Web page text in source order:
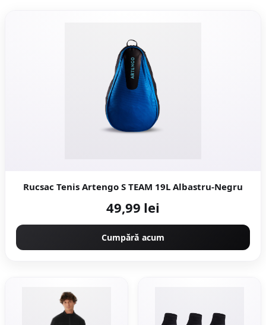
Rucsac Tenis Artengo S TEAM 19L Albastru-Negru
49,99 lei
Cumpără acum